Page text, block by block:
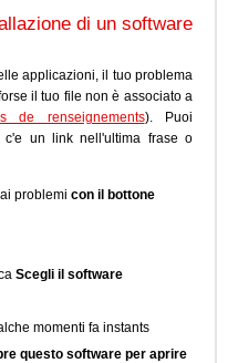
di un software
applicazioni, il tuo problema
il tuo file non è associato a
de renseignements). Puoi
un link nell'ultima frase o
problemi con il bottone
Scegli il software
momenti fa instants
questo software per aprire